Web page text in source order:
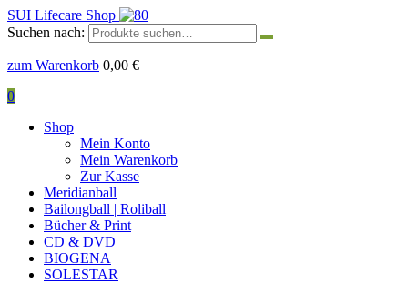
SUI Lifecare Shop
Suchen nach:
zum Warenkorb 0,00 €
0
Shop
Mein Konto
Mein Warenkorb
Zur Kasse
Meridianball
Bailongball | Roliball
Bücher & Print
CD & DVD
BIOGENA
SOLESTAR